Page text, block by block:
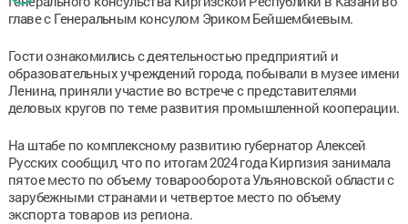
главе с Генеральным консулом Эриком Бейшембиевым.
Гости ознакомились с деятельностью предприятий и
образовательных учреждений города, побывали в музее имени
Ленина, приняли участие во встрече с представителями
деловых кругов по теме развития промышленной кооперации.
На штабе по комплексному развитию губернатор Алексей
Русских сообщил, что по итогам 2024 года Киргизия занимала
пятое место по объему товарооборота Ульяновской области с
зарубежными странами и четвертое место по объему
экспорта товаров из региона.